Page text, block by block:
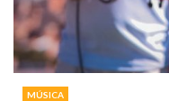
MÚSICA